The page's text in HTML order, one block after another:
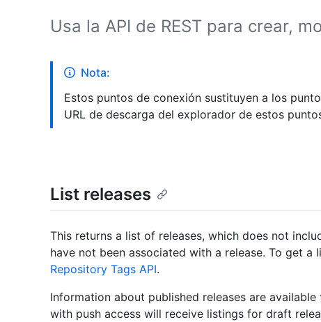
Usa la API de REST para crear,
Nota:
Estos puntos de conexión sustituyen a los
URL de descarga del explorador de estos
List releases
This returns a list of releases, which does not
have not been associated with a release. To get a
Repository Tags API.
Information about published releases are
with push access will receive listings for draft